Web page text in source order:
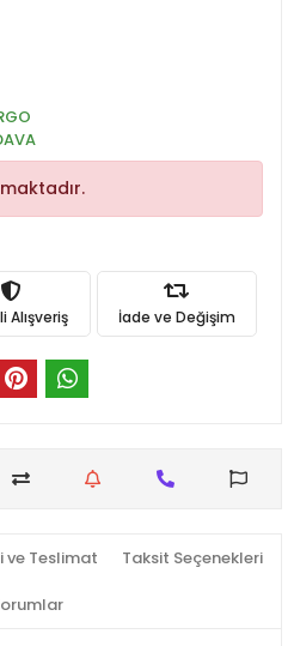
Alışveriş İade ve Değişim
ve Teslimat Taksit Seçenekleri